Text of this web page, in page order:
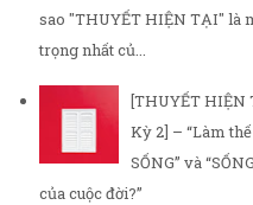
sao "THUYẾT HIỆN TẠI" là
trọng nhất củ...
[THUYẾT HIỆN
Kỳ 2] – “Làm
SỐNG” và
của cuộc đời?”